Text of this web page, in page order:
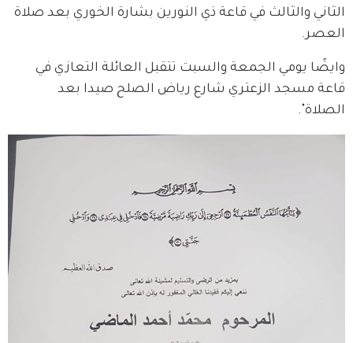
الثاني والثالث في قاعة ذي النورين بشارة الخوري بعد صلاة
العصر.
وايضًا يومي الجمعة والسبت تتقبل العائلة التعازي في
قاعة مسجد الزعتري شارع رياض الصلح صيدا بعد
الصلاة".